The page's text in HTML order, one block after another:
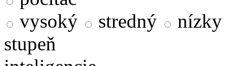
vysoký
stredný
nízky
stupeň